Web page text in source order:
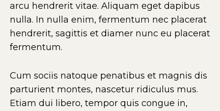
arcu hendrerit vitae. Aliquam eget dapibus
nulla. In nulla enim, fermentum nec placerat
hendrerit, sagittis et diamer nunc eu placerat
fermentum.
Cum sociis natoque penatibus et magnis dis
parturient montes, nascetur ridiculus mus.
Etiam dui libero, tempor quis congue in,